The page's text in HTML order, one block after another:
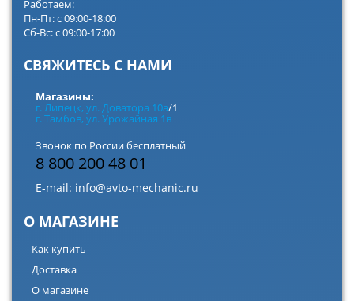
Работаем:
Пн-Пт: с 09:00-18:00
Сб-Вс: с 09:00-17:00
СВЯЖИТЕСЬ С НАМИ
Магазины:
г. Липецк, ул. Доватора 10а/1
г. Тамбов, ул. Урожайная 1в
Звонок по России бесплатный
8 800 200 48 01
E-mail: info@avto-mechanic.ru
О МАГАЗИНЕ
Как купить
Доставка
О магазине